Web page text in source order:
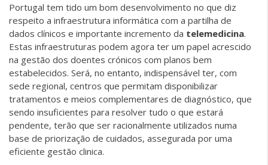
Portugal tem tido um bom desenvolvimento no que diz
respeito a infraestrutura informática com a partilha de
dados clínicos e importante incremento da telemedicina.
Estas infraestruturas podem agora ter um papel acrescido
na gestão dos doentes crónicos com planos bem
estabelecidos. Será, no entanto, indispensável ter, com
sede regional, centros que permitam disponibilizar
tratamentos e meios complementares de diagnóstico, que
sendo insuficientes para resolver tudo o que estará
pendente, terão que ser racionalmente utilizados numa
base de priorização de cuidados, assegurada por uma
eficiente gestão clinica.